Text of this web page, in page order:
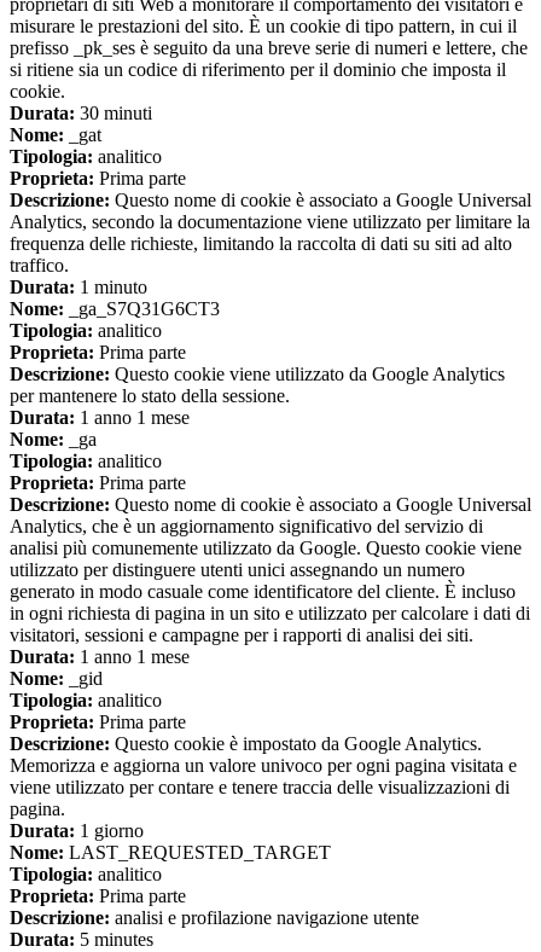
proprietari di siti Web a monitorare il comportamento dei visitatori e
misurare le prestazioni del sito. È un cookie di tipo pattern, in cui il
prefisso _pk_ses è seguito da una breve serie di numeri e lettere, che
si ritiene sia un codice di riferimento per il dominio che imposta il
cookie.
Durata: 30 minuti
Nome: _gat
Tipologia: analitico
Proprieta: Prima parte
Descrizione: Questo nome di cookie è associato a Google Universal
Analytics, secondo la documentazione viene utilizzato per limitare la
frequenza delle richieste, limitando la raccolta di dati su siti ad alto
traffico.
Durata: 1 minuto
Nome: _ga_S7Q31G6CT3
Tipologia: analitico
Proprieta: Prima parte
Descrizione: Questo cookie viene utilizzato da Google Analytics
per mantenere lo stato della sessione.
Durata: 1 anno 1 mese
Nome: _ga
Tipologia: analitico
Proprieta: Prima parte
Descrizione: Questo nome di cookie è associato a Google Universal
Analytics, che è un aggiornamento significativo del servizio di
analisi più comunemente utilizzato da Google. Questo cookie viene
utilizzato per distinguere utenti unici assegnando un numero
generato in modo casuale come identificatore del cliente. È incluso
in ogni richiesta di pagina in un sito e utilizzato per calcolare i dati di
visitatori, sessioni e campagne per i rapporti di analisi dei siti.
Durata: 1 anno 1 mese
Nome: _gid
Tipologia: analitico
Proprieta: Prima parte
Descrizione: Questo cookie è impostato da Google Analytics.
Memorizza e aggiorna un valore univoco per ogni pagina visitata e
viene utilizzato per contare e tenere traccia delle visualizzazioni di
pagina.
Durata: 1 giorno
Nome: LAST_REQUESTED_TARGET
Tipologia: analitico
Proprieta: Prima parte
Descrizione: analisi e profilazione navigazione utente
Durata: 5 minutes